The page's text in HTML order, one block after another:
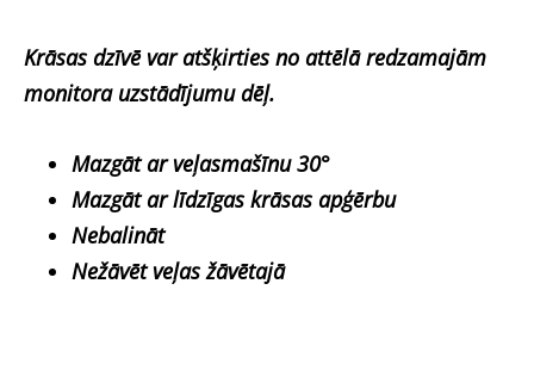
Krāsas dzīvē var atšķirties no attēlā redzamajām
monitora uzstādījumu dēļ.
Mazgāt ar veļasmašīnu 30°
Mazgāt ar līdzīgas krāsas apģērbu
Nebalināt
Nežāvēt veļas žāvētajā